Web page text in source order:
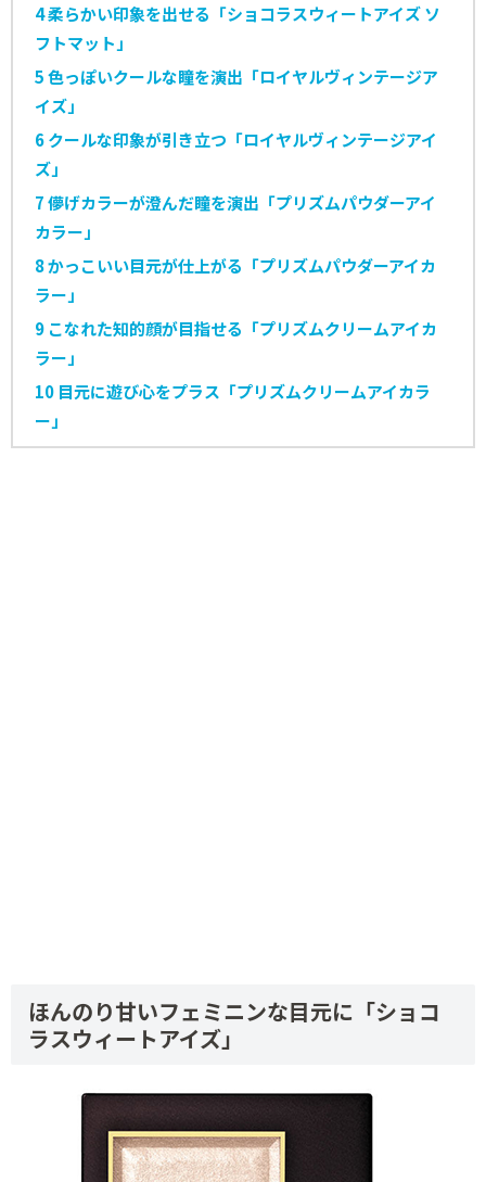
4柔らかい印象を出せる「ショコラスウィートアイズ ソ
フトマット」
5色っぽいクールな瞳を演出「ロイヤルヴィンテージア
イズ」
6クールな印象が引き立つ「ロイヤルヴィンテージアイ
ズ」
7儚げカラーが澄んだ瞳を演出「プリズムパウダーアイ
カラー」
8かっこいい目元が仕上がる「プリズムパウダーアイカ
ラー」
9 こなれた知的顔が目指せる「プリズムクリームアイカ
ラー」
10 目元に遊び心をプラス「プリズムクリームアイカラ
ー」
ほんのり甘いフェミニンな目元に「ショコ
ラスウィートアイズ」